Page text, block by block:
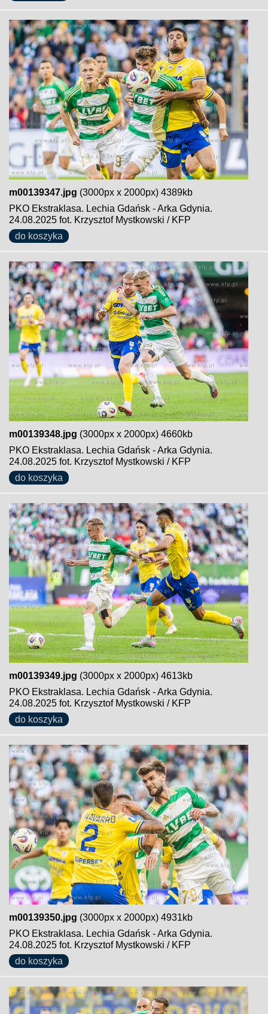
m00139347.jpg (3000px x 2000px) 4389kb
PKO Ekstraklasa. Lechia Gdańsk - Arka Gdynia.
24.08.2025 fot. Krzysztof Mystkowski / KFP
do koszyka
m00139348.jpg (3000px x 2000px) 4660kb
PKO Ekstraklasa. Lechia Gdańsk - Arka Gdynia.
24.08.2025 fot. Krzysztof Mystkowski / KFP
do koszyka
m00139349.jpg (3000px x 2000px) 4613kb
PKO Ekstraklasa. Lechia Gdańsk - Arka Gdynia.
24.08.2025 fot. Krzysztof Mystkowski / KFP
do koszyka
m00139350.jpg (3000px x 2000px) 4931kb
PKO Ekstraklasa. Lechia Gdańsk - Arka Gdynia.
24.08.2025 fot. Krzysztof Mystkowski / KFP
do koszyka